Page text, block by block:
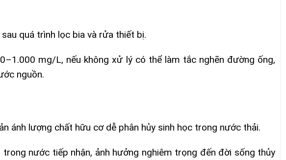
quá trình lọc bia và rửa thiết bị.
mg/L, nếu không xử lý có thể làm tắc nghẽn đường ống,
nguồn.
ánh lượng chất hữu cơ dễ phân hủy sinh học trong nước thải.
nước tiếp nhận, ảnh hưởng nghiêm trọng đến đời sống thủy